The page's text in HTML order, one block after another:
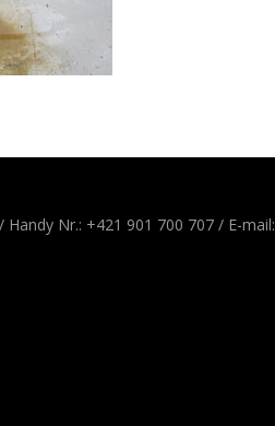
Handy Nr.: +421 901 700 707 / E-mail: